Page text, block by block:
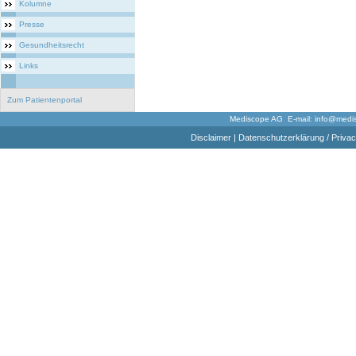
Kolumne
Presse
Gesundheitsrecht
Links
Zum Patientenportal
Mediscope AG E-mail:
Disclaimer| Datenschutzerklärung /